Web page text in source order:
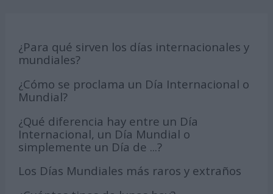
¿Para qué sirven los días internacionales y
mundiales?
¿Cómo se proclama un Día Internacional o
Mundial?
¿Qué diferencia hay entre un Día
Internacional, un Día Mundial o
simplemente un Día de ...?
Los Días Mundiales más raros y extraños